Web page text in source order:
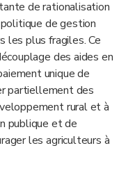
de rationalisation
de gestion
les plus fragiles. Ce
des aides en
unique de
partiellement des
rural et à
publique et de
les agriculteurs à